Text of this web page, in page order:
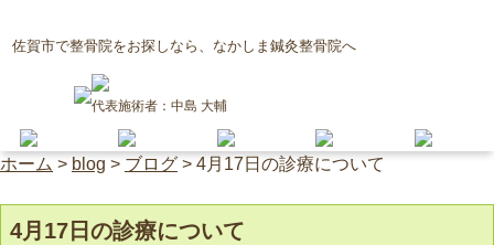
佐賀市で整骨院をお探しなら、なかしま鍼灸整骨院へ
代表施術者：中島 大輔
ホーム > blog > ブログ> 4月17日の診療について
4月17日の診療について